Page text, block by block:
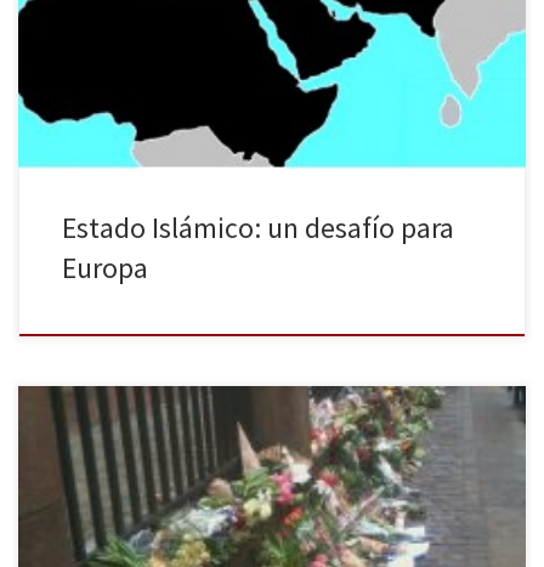
europeos para combatir en sus filas. La cifra de europeos que
deciden formar parte de esta organización no para de crecer, y se
calcula que para finales de este año […]
Estado Islámico: un desafío para
Europa
Cinco semanas después de la conmoción por el atentado en París,
Dinamarca se convierte en la nueva víctima del IS (Estado
Islámico). La capital del país danés, Copenhague, sufrió el pasado
14 de febrero el terrorismo yihadista. Ambas ciudades han tenido